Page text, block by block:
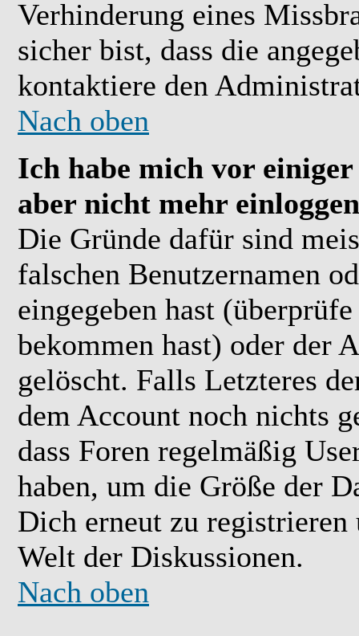
Verhinderung eines
sicher bist, dass die
kontaktiere den
Nach oben
Ich habe mich vor
aber nicht mehr
Die Gründe dafür sind
falschen Benutzernamen
eingegeben hast
bekommen hast) oder der
gelöscht. Falls Letzteres
dem Account noch nichts
dass Foren regelmäßig
haben, um die Größe der
Dich erneut zu
Welt der Diskussionen.
Nach oben